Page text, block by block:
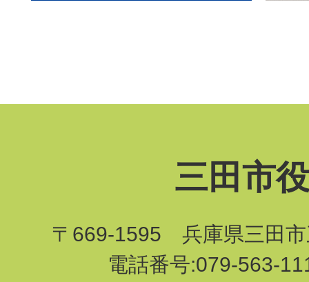
三田市
〒669-1595 兵庫県三田市
電話番号:079-563-